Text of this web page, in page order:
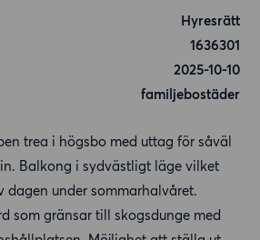
Hyresrätt
1636301
2025-10-10
familjebostäder
trea i högsbo med uttag för såväl
Balkong i sydvästligt läge vilket
dagen under sommarhalvåret.
som gränsar till skogsdunge med